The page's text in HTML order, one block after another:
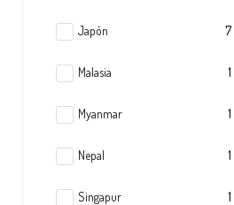
Japón 7
Malasia 1
Myanmar 1
Nepal 1
Singapur 1